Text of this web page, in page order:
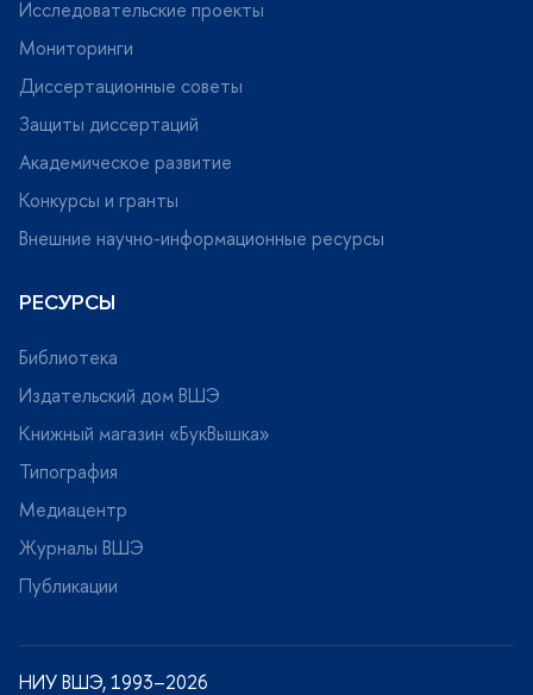
Исследовательские проекты
Мониторинги
Диссертационные советы
Защиты диссертаций
Академическое развитие
Конкурсы и гранты
нешние научно-информационные ресурсы
РЕСУРСЫ
Библиотека
Издательский дом ВШЭ
Книжный магазин «БукВышка»
Типография
Медиацентр
Журналы ВШЭ
Публикации
НИУ ВШЭ, 1993–2026